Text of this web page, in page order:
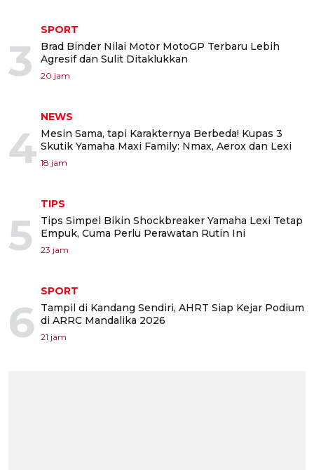
3
SPORT
Brad Binder Nilai Motor MotoGP Terbaru Lebih
Agresif dan Sulit Ditaklukkan
20 jam
4
NEWS
Mesin Sama, tapi Karakternya Berbeda! Kupas 3
Skutik Yamaha Maxi Family: Nmax, Aerox dan Lexi
18 jam
5
TIPS
Tips Simpel Bikin Shockbreaker Yamaha Lexi Tetap
Empuk, Cuma Perlu Perawatan Rutin Ini
23 jam
6
SPORT
Tampil di Kandang Sendiri, AHRT Siap Kejar Podium
di ARRC Mandalika 2026
21 jam